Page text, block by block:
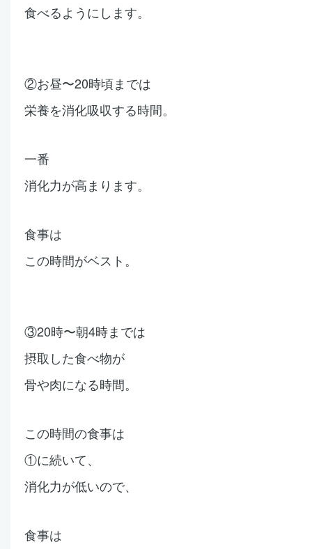
食べるようにします。
②お昼〜20時頃までは
栄養を消化吸収する時間。
一番
消化力が高まります。
食事は
この時間がベスト。
③20時〜朝4時までは
摂取した食べ物が
骨や肉になる時間。
この時間の食事は
①に続いて、
消化力が低いので、
食事は